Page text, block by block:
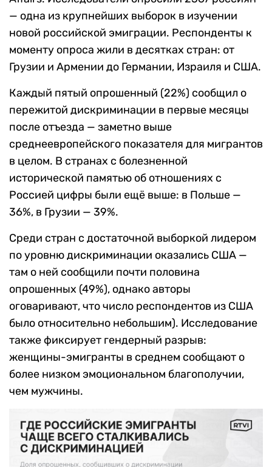
— одна из крупнейших выборок в изучении
новой российской эмиграции. Респонденты к
моменту опроса жили в десятках стран: от
Грузии и Армении до Германии, Израиля и США.
Каждый пятый опрошенный (22%) сообщил о
пережитой дискриминации в первые месяцы
после отъезда — заметно выше
среднеевропейского показателя для мигрантов
в целом. В странах с болезненной
исторической памятью об отношениях с
Россией цифры были ещё выше: в Польше —
36%, в Грузии — 39%.
Среди стран с достаточной выборкой лидером
по уровню дискриминации оказались США —
там о ней сообщили почти половина
опрошенных (49%), однако авторы
оговаривают, что число респондентов из США
было относительно небольшим). Исследование
также фиксирует гендерный разрыв:
женщины-эмигранты в среднем сообщают о
более низком эмоциональном благополучии,
чем мужчины.